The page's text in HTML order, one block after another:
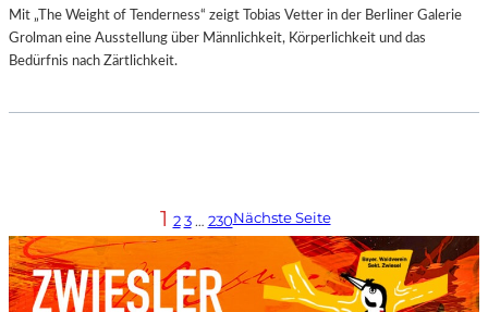
Mit „The Weight of Tenderness“ zeigt Tobias Vetter in der Berliner Galerie
Grolman eine Ausstellung über Männlichkeit, Körperlichkeit und das
Bedürfnis nach Zärtlichkeit.
1 2 3 … 230Nächste Seite